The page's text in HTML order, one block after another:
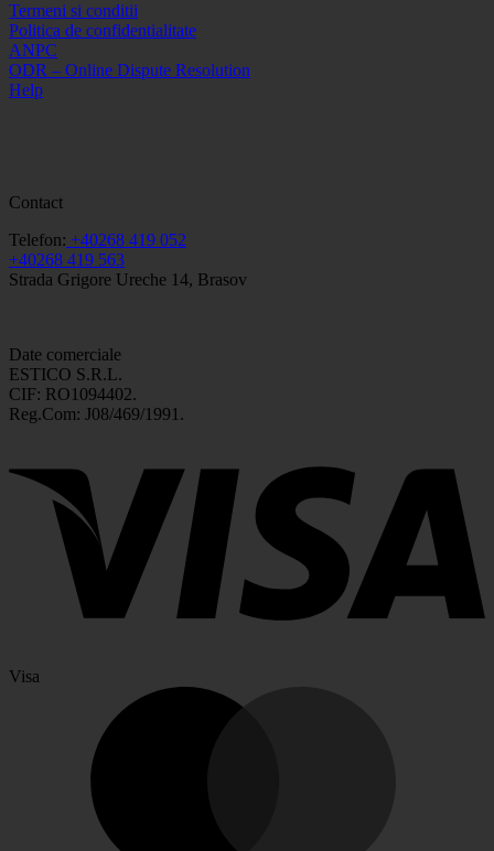
Termeni si conditii
Politica de confidentialitate
ANPC
ODR – Online Dispute Resolution
Help
Contact
Telefon: +40268 419 052
+40268 419 563
Strada Grigore Ureche 14, Brasov
Date comerciale
ESTICO S.R.L.
CIF: RO1094402.
Reg.Com: J08/469/1991.
Visa